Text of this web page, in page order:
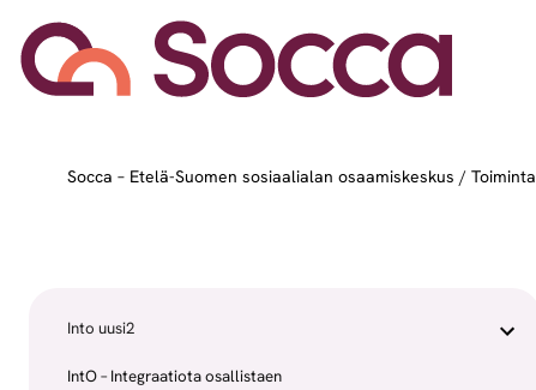
Siirry sisältöön
Socca – Etelä-Suomen sosiaalialan osaamiskeskus / Toiminta
Into uusi2
IntO – Integraatiota osallistaen